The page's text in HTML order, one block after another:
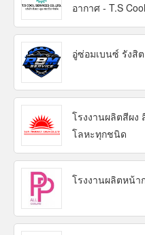
อากาศ - T.S
อู่ซ่อมเบนซ์ รังสิ
โรงงานผลิตสีผง
โลหะทุกชนิด
โรงงานผลิตหน้า